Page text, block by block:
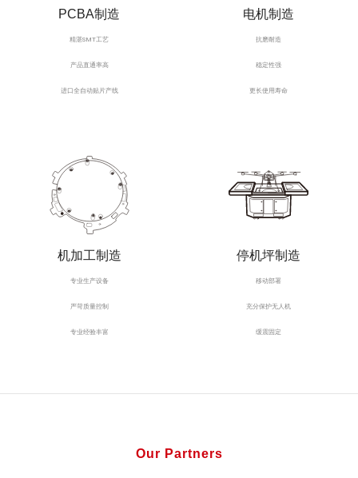
PCBA制造
精湛SMT工艺
产品直通率高
进口全自动贴片产线
电机制造
抗磨耐造
稳定性强
更长使用寿命
机加工制造
专业生产设备
严苛质量控制
专业经验丰富
停机坪制造
移动部署
充分保护无人机
缓震固定
Our Partners